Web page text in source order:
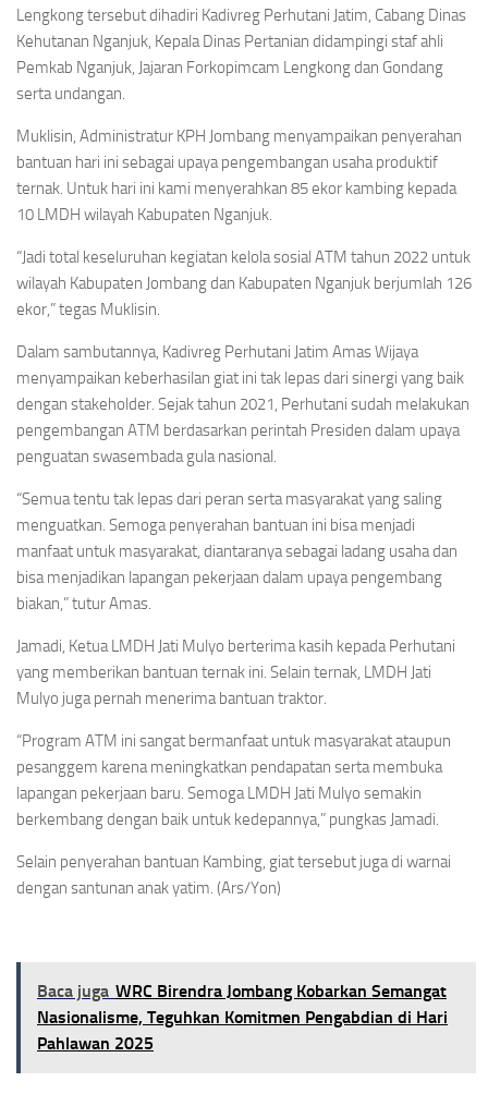
Lengkong tersebut dihadiri Kadivreg Perhutani Jatim, Cabang Dinas
Kehutanan Nganjuk, Kepala Dinas Pertanian didampingi staf ahli
Pemkab Nganjuk, Jajaran Forkopimcam Lengkong dan Gondang
serta undangan.
Muklisin, Administratur KPH Jombang menyampaikan penyerahan
bantuan hari ini sebagai upaya pengembangan usaha produktif
ternak. Untuk hari ini kami menyerahkan 85 ekor kambing kepada
10 LMDH wilayah Kabupaten Nganjuk.
“Jadi total keseluruhan kegiatan kelola sosial ATM tahun 2022 untuk
wilayah Kabupaten Jombang dan Kabupaten Nganjuk berjumlah 126
ekor,” tegas Muklisin.
Dalam sambutannya, Kadivreg Perhutani Jatim Amas Wijaya
menyampaikan keberhasilan giat ini tak lepas dari sinergi yang baik
dengan stakeholder. Sejak tahun 2021, Perhutani sudah melakukan
pengembangan ATM berdasarkan perintah Presiden dalam upaya
penguatan swasembada gula nasional.
“Semua tentu tak lepas dari peran serta masyarakat yang saling
menguatkan. Semoga penyerahan bantuan ini bisa menjadi
manfaat untuk masyarakat, diantaranya sebagai ladang usaha dan
bisa menjadikan lapangan pekerjaan dalam upaya pengembang
biakan,” tutur Amas.
Jamadi, Ketua LMDH Jati Mulyo berterima kasih kepada Perhutani
yang memberikan bantuan ternak ini. Selain ternak, LMDH Jati
Mulyo juga pernah menerima bantuan traktor.
“Program ATM ini sangat bermanfaat untuk masyarakat ataupun
pesanggem karena meningkatkan pendapatan serta membuka
lapangan pekerjaan baru. Semoga LMDH Jati Mulyo semakin
berkembang dengan baik untuk kedepannya,” pungkas Jamadi.
Selain penyerahan bantuan Kambing, giat tersebut juga di warnai
dengan santunan anak yatim. (Ars/Yon)
Baca juga WRC Birendra Jombang Kobarkan Semangat
Nasionalisme, Teguhkan Komitmen Pengabdian di Hari
Pahlawan 2025